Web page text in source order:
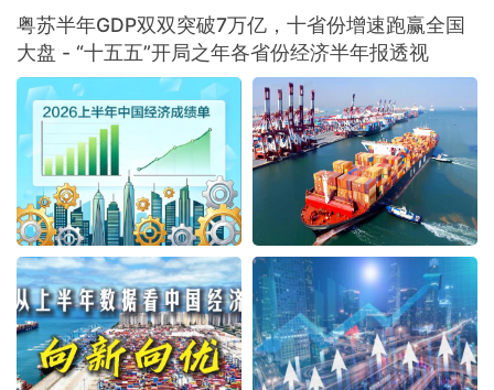
焕新”的产业版图正在冰城大地渐次铺展。双集
群入选“国家队”，产业根基持续夯实2
粤苏半年GDP双双突破7万亿，十省份增速跑赢全国
大盘 - “十五五”开局之年各省份经济半年报透视